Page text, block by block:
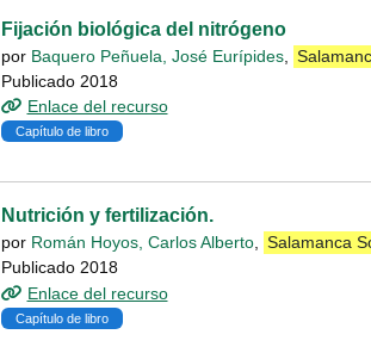
Fijación biológica del nitrógeno
por Baquero Peñuela, José Eurípides
Publicado 2018
Enlace del recurso
Capítulo de libro
Nutrición y fertilización.
por Román Hoyos, Carlos Alberto, Salamanca
Publicado 2018
Enlace del recurso
Capítulo de libro